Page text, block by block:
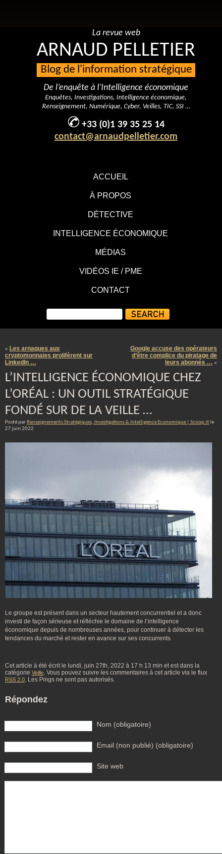
ACCUEIL
À PROPOS
DÉTECTIVE
INTELLIGENCE ÉCONOMIQUE
MÉDIAS
VIDÉOS IE / PME
CONTACT
La revue web
ARNAUD PELLETIER
Blog de l'information stratégique
De l’enquête à l’Intelligence économique
Enquêtes, Investigations, Intelligence économique,
Renseignement, Numérique, Cyber, Veilles, TIC, SSI …
+33 (0)1 39 35 25 14
contact@arnaudpelletier.com
« Les arnaques aux
cryptomonnaies prolifèrent sur
LinkedIn …
Google accuse des opérateurs
d’être complice du piratage de
leurs abonnés … »
L’INTELLIGENCE ÉCONOMIQUE CHEZ
L’ORÉAL : UN OUTIL STRATÉGIQUE
FONDÉ SUR DE LA VEILLE …
Posté par Renseignements Stratégiques, Investigations & Intelligence Economique | Scoop.it le
27 juin 2022
Le groupe est présent dans un secteur hautement concurrentiel et a donc
investi de façon sérieuse et réfléchie le domaine de l’intelligence
économique depuis de nombreuses années, pour continuer à détecter les
tendances du marché et rester en avance sur ses concurrents.
Cet article à été écrit le lundi, juin 27th, 2022 à 17 h 13 min et est dans la
catégorie Veille. Vous pouvez suivre les commentaires à cet article via le flux
RSS 2.0. Les Pings ne sont pas autorisés.
Répondez
Nom (obligatoire)
Email (non publié) (obligatoire)
Site web